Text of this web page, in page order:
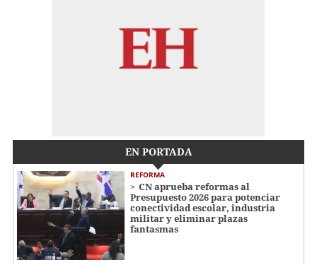
EN PORTADA
REFORMA
CN aprueba reformas al
Presupuesto 2026 para potenciar
conectividad escolar, industria
militar y eliminar plazas
fantasmas